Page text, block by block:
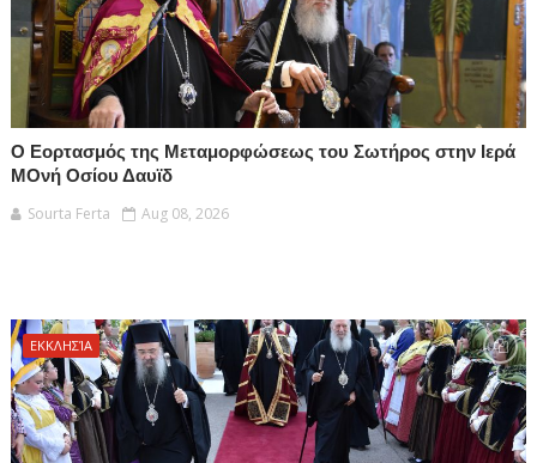
Ο Εορτασμός της Μεταμορφώσεως του Σωτήρος στην Ιερά
ΜΟνή Οσίου Δαυϊδ
Sourta Ferta
Aug 08, 2026
ΕΚΚΛΗΣΊΑ